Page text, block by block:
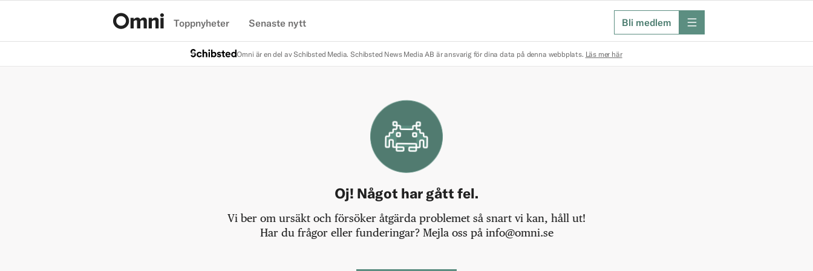
Toppnyheter Senaste nytt Bli medlem meny
Omni är en del av Schibsted Media. Schibsted News Media AB är ansvarig för dina data på denna webbplats. Läs mer här
Oj! Något har gått fel.
Vi ber om ursäkt och försöker åtgärda problemet så snart vi kan, håll ut!
Har du frågor eller funderingar? Mejla oss på info@omni.se